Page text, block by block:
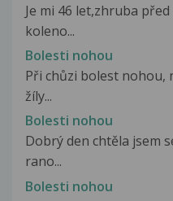
Je mi 46 let,zhruba
koleno...
Bolesti nohou
Při chůzi bolest nohou,
žíly...
Bolesti nohou
Dobrý den chtěla jsem
rano...
Bolesti nohou